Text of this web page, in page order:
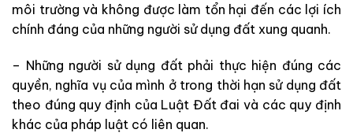
môi trường và không được làm tổn hại đến các lợi ích
chính đáng của những người sử dụng đất xung quanh.
– Những người sử dụng đất phải thực hiện đúng các
quyền, nghĩa vụ của mình ở trong thời hạn sử dụng đất
theo đúng quy định của Luật Đất đai và các quy định
khác của pháp luật có liên quan.